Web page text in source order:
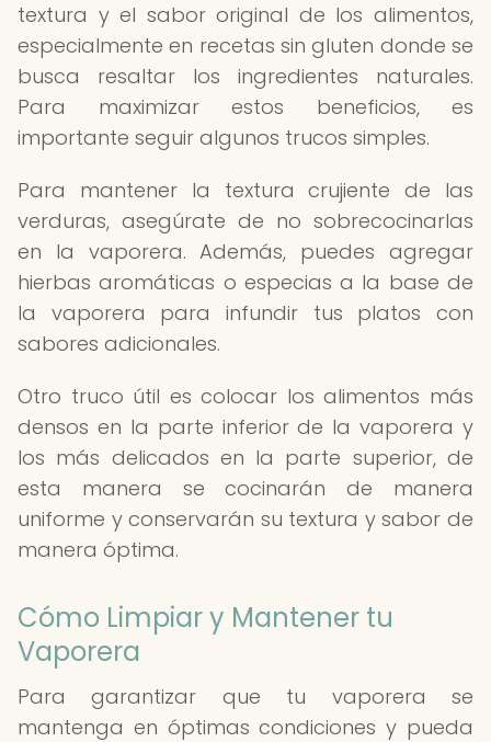
textura y el sabor original de los alimentos,
especialmente en recetas sin gluten donde se
busca resaltar los ingredientes naturales.
Para maximizar estos beneficios, es
importante seguir algunos trucos simples.
Para mantener la textura crujiente de las
verduras, asegúrate de no sobrecocinarlas
en la vaporera. Además, puedes agregar
hierbas aromáticas o especias a la base de
la vaporera para infundir tus platos con
sabores adicionales.
Otro truco útil es colocar los alimentos más
densos en la parte inferior de la vaporera y
los más delicados en la parte superior, de
esta manera se cocinarán de manera
uniforme y conservarán su textura y sabor de
manera óptima.
Cómo Limpiar y Mantener tu
Vaporera
Para garantizar que tu vaporera se
mantenga en óptimas condiciones y pueda